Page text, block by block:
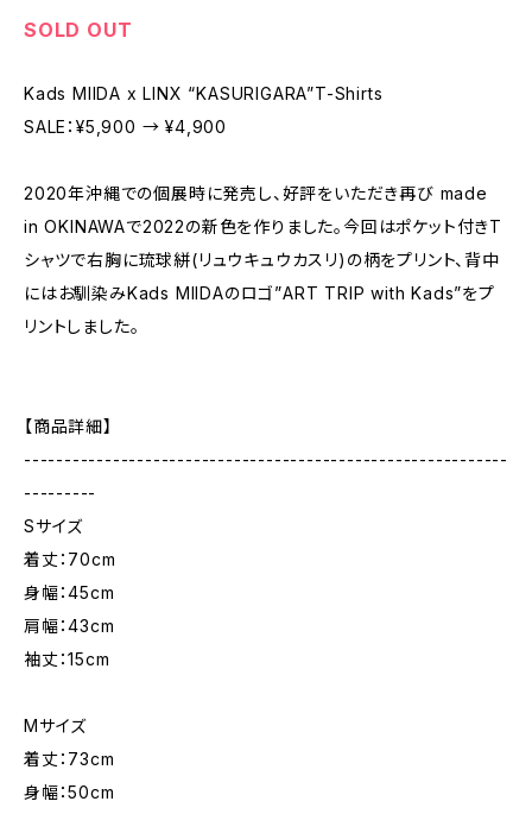
SOLD OUT
Kads MIIDA x LINX “KASURIGARA”T-Shirts
SALE：¥5,900 → ¥4,900
2020年沖縄での個展時に発売し、好評をいただき再び made
in OKINAWAで2022の新色を作りました。今回はポケット付きT
シャツで右胸に琉球絣(リュウキュウカスリ)の柄をプリント、背中
にはお馴染みKads MIIDAのロゴ”ART TRIP with Kads”をプ
リントしました。
【商品詳細】
------------------------------------------------------------
---------
Sサイズ
着丈：70cm
身幅：45cm
肩幅：43cm
袖丈：15cm
Mサイズ
着丈：73cm
身幅：50cm